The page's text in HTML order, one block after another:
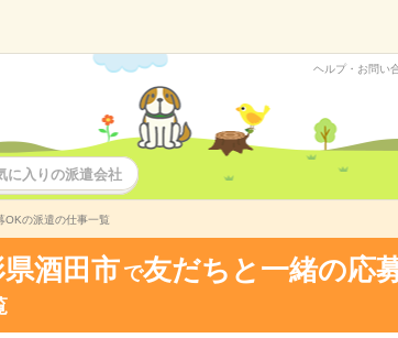
ヘルプ・お問い
に入りの派遣会社
OKの派遣の仕事一覧
酒田市 で友だちと一緒の応